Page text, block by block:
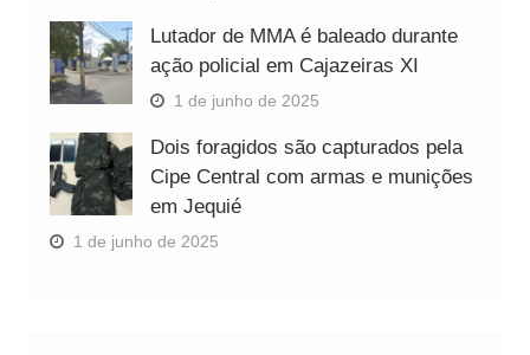
Lutador de MMA é baleado durante
ação policial em Cajazeiras XI
1 de junho de 2025
Dois foragidos são capturados pela
Cipe Central com armas e munições
em Jequié
1 de junho de 2025